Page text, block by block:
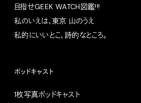
目指せGEEK WATCH図鑑!!!
私のいえは、東京 山のうえ
私的にいいとこ、詩的なところ。
ポッドキャスト
1枚写真ポッドキャスト